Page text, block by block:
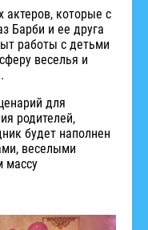
актеров, которые с
Барби и ее друга
работы с детьми
веселья и
для
родителей,
будет наполнен
веселыми
массу